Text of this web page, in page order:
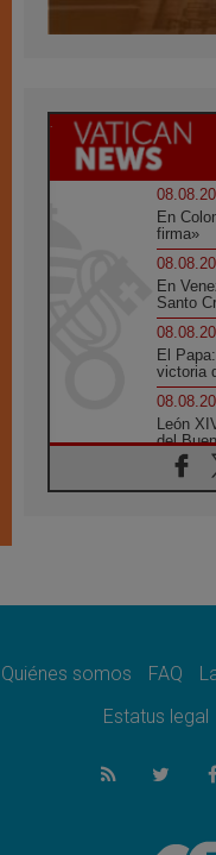
En
firma»
En
Santo
El
victoria
León
del
Tagle:
Quiénes somos FAQ
Estatus legal